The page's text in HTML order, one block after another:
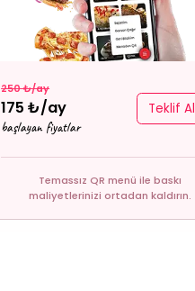
250 ₺/ay
175 ₺/ay
başlayan fiyatlar
Teklif Al
Temassız QR menü ile baskı
maliyetlerinizi ortadan kaldırın.